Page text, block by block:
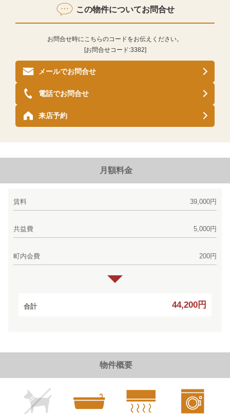
この物件についてお問合せ
お問合せ時にこちらのコードをお伝えください。
[お問合せコード:3382]
メールでお問合せ
来店予約
電話でお問合せ
月額料金
賃料 39,000円
共益費 5,000円
町内会費 200円
合計 44,200円
物件概要